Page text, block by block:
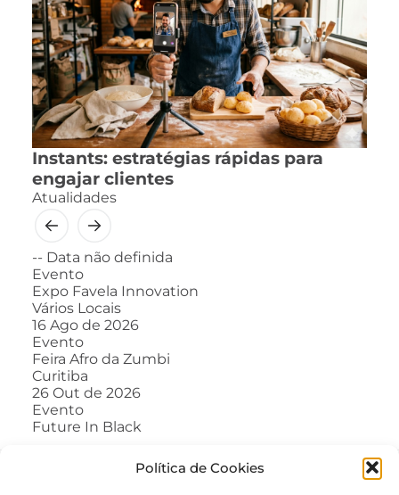
Política de Cookies
Instants: estratégias rápidas para
engajar clientes
Atualidades
-- Data não definida
Evento
Expo Favela Innovation
Vários Locais
16 Ago de 2026
Evento
Feira Afro da Zumbi
Curitiba
26 Out de 2026
Evento
Future In Black